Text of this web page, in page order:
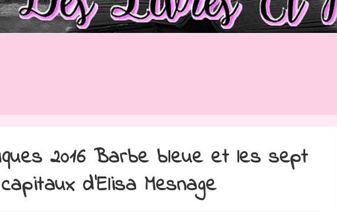
2016 Barbe bleue et les sept
d’Elisa Mesnage